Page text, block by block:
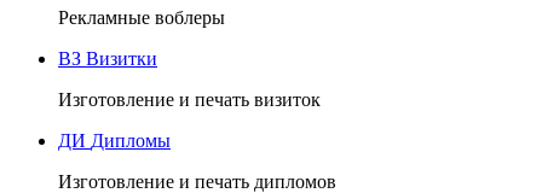
Рекламные воблеры
ВЗ Визитки
Изготовление и печать визиток
ДИ Дипломы
Изготовление и печать дипломов